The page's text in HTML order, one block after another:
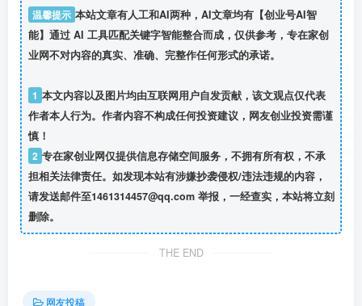
温馨提示 本站文章有人工和AI两种，AI文章均有【创业号AI智
能】通过 AI 工具匹配关键字智能整合而成，仅供参考，专在家创
业网不对内容的真实、准确、完整作任何形式的承诺。
1 本文内容以及图片均由互联网用户自发贡献，该文观点仅代表
作者本人行为。作者内容不构成任何投资建议，网友创业投资需谨
慎！
2 专在家创业网仅提供信息存储空间服务，不拥有所有权，不承
担相关法律责任。如发现本站有涉嫌抄袭侵权/违法违规的内容，
请发送邮件至1461314457@qq.com 举报，一经查实，本站将立刻
删除。
THE END
网友投稿